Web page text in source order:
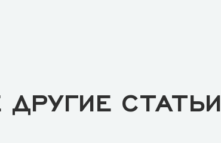
ДРУГИЕ СТАТЬИ